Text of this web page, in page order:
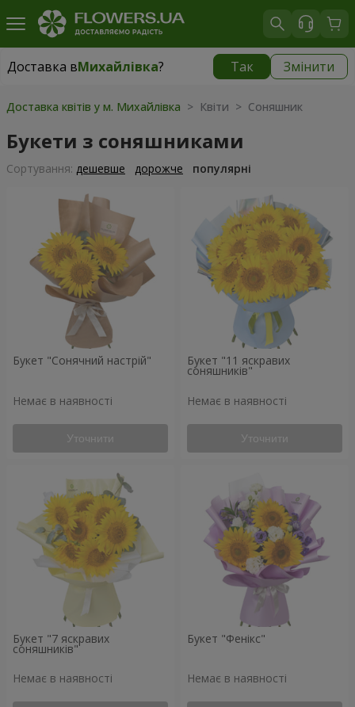
Доставка вМихайлівка? Так Змінити
Доставка вМихайлівка|
Доставка квітів у м. Михайлівка > Квіти > Соняшник
Букети з соняшниками
Сортування: дешевше дорожче популярні
Букет "Сонячний настрій"
Немає в наявності
Уточнити
Букет "11 яскравих
соняшників"
Немає в наявності
Уточнити
Букет "7 яскравих
соняшників"
Немає в наявності
Букет "Фенікс"
Немає в наявності